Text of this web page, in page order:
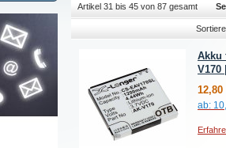
Artikel 31 bis 45 von 87 gesamt
Akku
V170
12,80
ab: